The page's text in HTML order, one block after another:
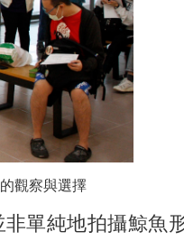
觀察與選擇
單純地拍攝鯨魚